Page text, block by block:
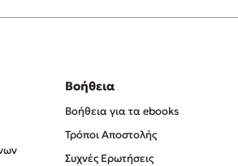
Βοήθεια
Βοήθεια για τα ebooks
Τρόποι Αποστολής
Συχνές Ερωτήσεις